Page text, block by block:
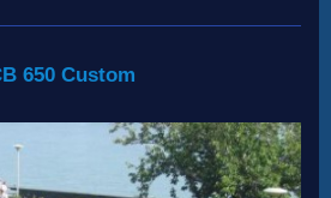
650 Custom